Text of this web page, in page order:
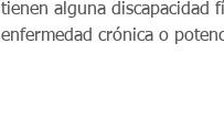
tienen alguna discapacidad
enfermedad crónica o